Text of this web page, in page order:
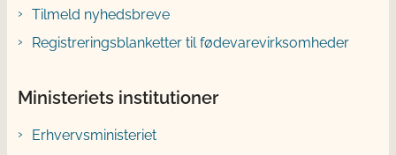
Tilmeld nyhedsbreve
Registreringsblanketter til fødevarevirksomheder
Ministeriets institutioner
Erhvervsministeriet